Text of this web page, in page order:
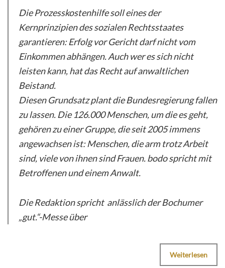
Die Prozesskostenhilfe soll eines der
Kernprinzipien des sozialen Rechtsstaates
garantieren: Erfolg vor Gericht darf nicht vom
Einkommen abhängen. Auch wer es sich nicht
leisten kann, hat das Recht auf anwaltlichen
Beistand.
Diesen Grundsatz plant die Bundesregierung fallen
zu lassen. Die 126.000 Menschen, um die es geht,
gehören zu einer Gruppe, die seit 2005 immens
angewachsen ist: Menschen, die arm trotz Arbeit
sind, viele von ihnen sind Frauen. bodo spricht mit
Betroffenen und einem Anwalt.
Die Redaktion spricht anlässlich der Bochumer
„gut.“-Messe über
Weiterlesen